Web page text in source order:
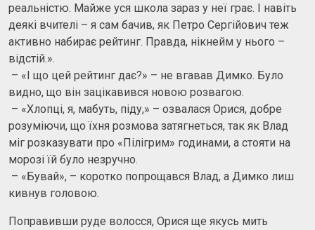
реальністю. Майже уся школа зараз у неї грає. І навіть
деякі вчителі – я сам бачив, як Петро Сергійович теж
активно набирає рейтинг. Правда, нікнейм у нього –
відстій.».
– «І що цей рейтинг дає?» – не вгавав Димко. Було
видно, що він зацікавився новою розвагою.
– «Хлопці, я, мабуть, піду,» – озвалася Орися, добре
розуміючи, що їхня розмова затягнеться, так як Влад
міг розказувати про «Пілігрим» годинами, а стояти на
морозі їй було незручно.
– «Бувай», – коротко попрощався Влад, а Димко лиш
кивнув головою.
Поправивши руде волосся, Орися ще якусь мить